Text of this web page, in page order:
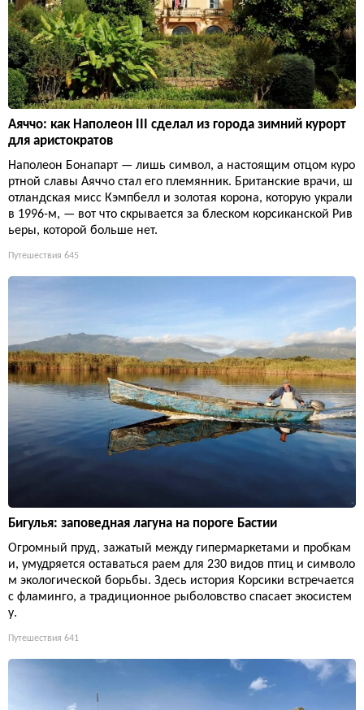
Аяччо: как Наполеон III сделал из города зимний курорт
для аристократов
Наполеон Бонапарт — лишь символ, а настоящим отцом куро
ртной славы Аяччо стал его племянник. Британские врачи, ш
отландская мисс Кэмпбелл и золотая корона, которую украли
в 1996-м, — вот что скрывается за блеском корсиканской Рив
ьеры, которой больше нет.
Путешествия 645
Бигулья: заповедная лагуна на пороге Бастии
Огромный пруд, зажатый между гипермаркетами и пробкам
и, умудряется оставаться раем для 230 видов птиц и символо
м экологической борьбы. Здесь история Корсики встречается
с фламинго, а традиционное рыболовство спасает экосистем
у.
Путешествия 641